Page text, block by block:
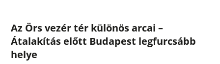
Az Örs vezér tér különös arcai –
Átalakítás előtt Budapest legfurcsább
helye